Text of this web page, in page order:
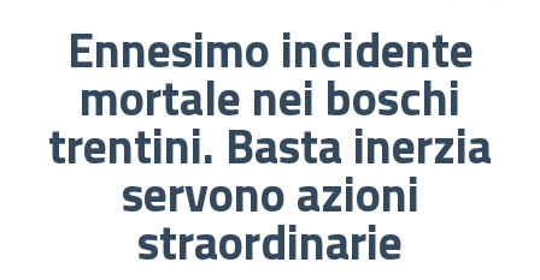
Ennesimo incidente
mortale nei boschi
trentini. Basta inerzia
servono azioni
straordinarie